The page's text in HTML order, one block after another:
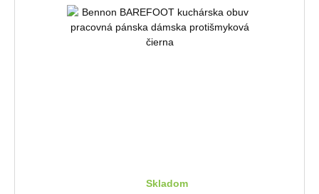
Skladom